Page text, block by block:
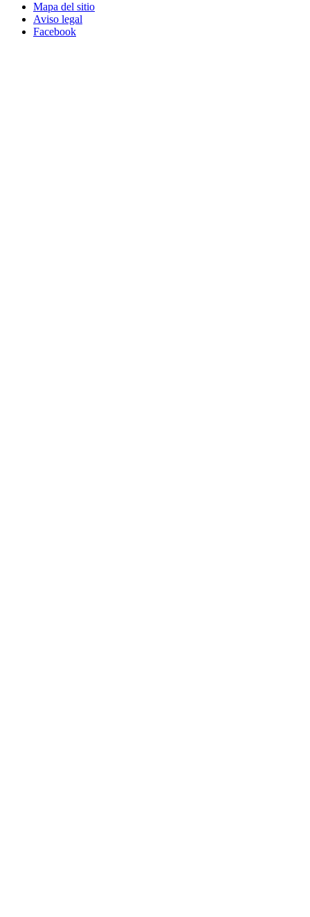
Mapa del sitio
Aviso legal
Facebook